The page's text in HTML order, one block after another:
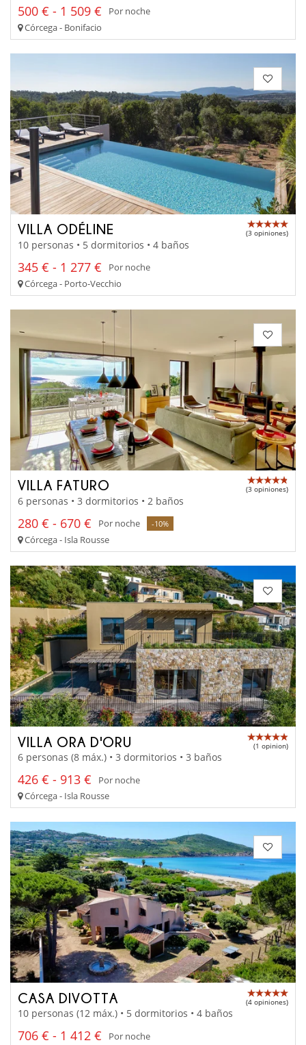
500 € - 1 509 €
Por noche
Córcega - Bonifacio
VILLA ODÉLINE (3 opiniones)
10 personas • 5 dormitorios • 4 baños
345 € - 1 277 €
Por noche
Córcega - Porto-Vecchio
VILLA FATURO (3 opiniones)
6 personas • 3 dormitorios • 2 baños
280 € - 670 € Por noche -10%
Córcega - Isla Rousse
VILLA ORA D'ORU (1 opinion)
6 personas (8 máx.) • 3 dormitorios • 3 baños
426 € - 913 €
Por noche
Córcega - Isla Rousse
CASA DIVOTTA (4 opiniones)
10 personas (12 máx.) • 5 dormitorios • 4 baños
706 € - 1 412 €
Por noche